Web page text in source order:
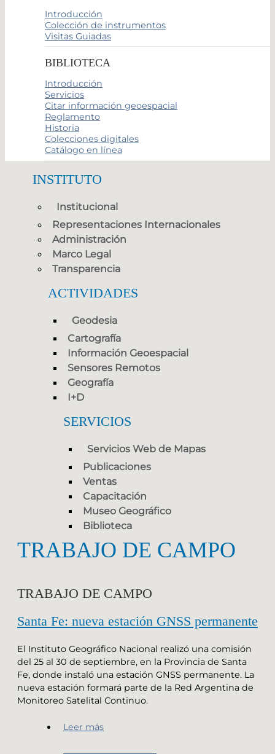
Introducción
Colección de instrumentos
Visitas Guiadas
BIBLIOTECA
Introducción
Servicios
Citar información geoespacial
Reglamento
Historia
Colecciones digitales
Catálogo en línea
INSTITUTO
Institucional
Representaciones Internacionales
Administración
Marco Legal
Transparencia
ACTIVIDADES
Geodesia
Cartografía
Información Geoespacial
Sensores Remotos
Geografía
I+D
SERVICIOS
Servicios Web de Mapas
Publicaciones
Ventas
Capacitación
Museo Geográfico
Biblioteca
TRABAJO DE CAMPO
TRABAJO DE CAMPO
Santa Fe: nueva estación GNSS permanente
El Instituto Geográfico Nacional realizó una comisión
del 25 al 30 de septiembre, en la Provincia de Santa
Fe, donde instaló una estación GNSS permanente. La
nueva estación formará parte de la Red Argentina de
Monitoreo Satelital Continuo.
Leer más